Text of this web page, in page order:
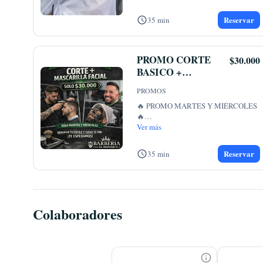
35 min Reservar
PROMO CORTE
BASICO +
(SOLO
MARTES Y
MIERCOLES )
$30.000
PROMOS
🔥 PROMO MARTES Y MIÉRCOLES
🔥
Corte de cabello + mascarilla facial
Ver más
35 min Reservar
Colaboradores